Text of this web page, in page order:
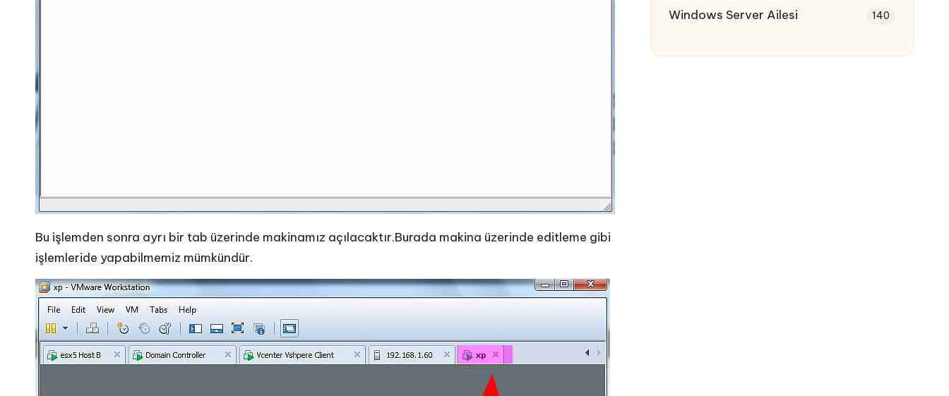
Bu işlemden sonra ayrı bir tab üzerinde makinamız açılacaktır.Burada makina üzerinde editleme gibi
işlemleride yapabilmemiz mümkündür.
Windows Server Ailesi 140